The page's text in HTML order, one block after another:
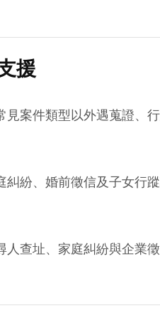
援
案件類型以外遇蒐證、
紛、婚前徵信及子女行
查址、家庭糾紛與企業